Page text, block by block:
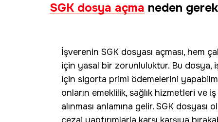
SGK dosya açma neden
İşverenin SGK dosyası açması, hem
için yasal bir zorunluluktur. Bu dosya,
için sigorta primi ödemelerini
onların emeklilik, sağlık hizmetleri ve
alınması anlamına gelir. SGK